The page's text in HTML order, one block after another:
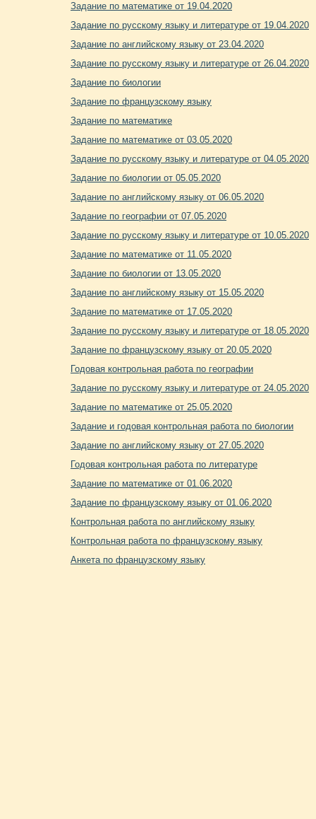
Задание по математике от 19.04.2020
Задание по русскому языку и литературе от 19.04.2020
Задание по английскому языку от 23.04.2020
Задание по русскому языку и литературе от 26.04.2020
Задание по биологии
Задание по французскому языку
Задание по математике
Задание по математике от 03.05.2020
Задание по русскому языку и литературе от 04.05.2020
Задание по биологии от 05.05.2020
Задание по английскому языку от 06.05.2020
Задание по географии от 07.05.2020
Задание по русскому языку и литературе от 10.05.2020
Задание по математике от 11.05.2020
Задание по биологии от 13.05.2020
Задание по английскому языку от 15.05.2020
Задание по математике от 17.05.2020
Задание по русскому языку и литературе от 18.05.2020
Задание по французскому языку от 20.05.2020
Годовая контрольная работа по географии
Задание по русскому языку и литературе от 24.05.2020
Задание по математике от 25.05.2020
Задание и годовая контрольная работа по биологии
Задание по английскому языку от 27.05.2020
Годовая контрольная работа по литературе
Задание по математике от 01.06.2020
Задание по французскому языку от 01.06.2020
Контрольная работа по английскому языку
Контрольная работа по французскому языку
Анкета по французскому языку